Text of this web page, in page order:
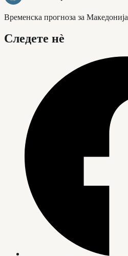
Временска прогноза за Македонија
Следете нè